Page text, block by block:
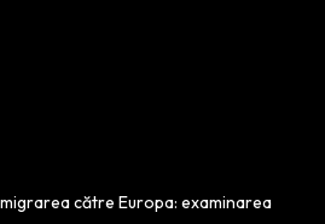
către Europa: examinarea